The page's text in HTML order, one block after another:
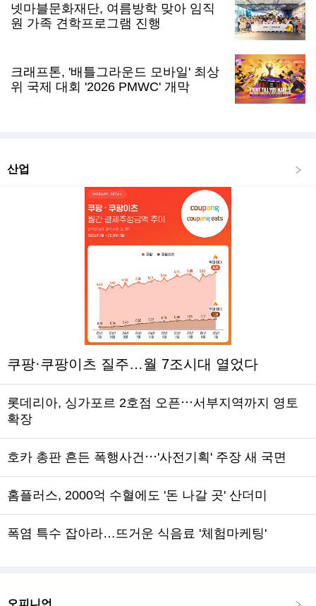
넷마블문화재단, 여름방학 맞아 임직
원 가족 견학프로그램 진행
크래프톤, '배틀그라운드 모바일' 최상
위 국제 대회 '2026 PMWC' 개막
산업
쿠팡·쿠팡이츠 질주…월 7조시대 열었다
롯데리아, 싱가포르 2호점 오픈⋯서부지역까지 영토
확장
호카 총판 흔든 폭행사건⋯'사전기획' 주장 새 국면
홈플러스, 2000억 수혈에도 '돈 나갈 곳' 산더미
폭염 특수 잡아라…뜨거운 식음료 '체험마케팅'
오피니언